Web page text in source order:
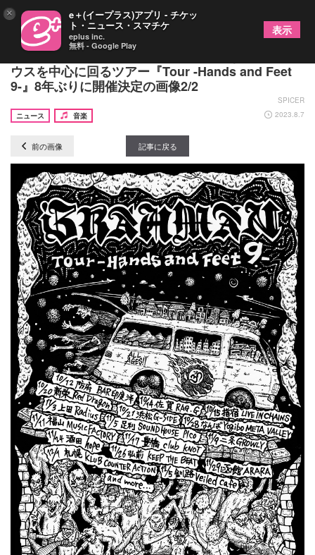
BRAHMAN、未踏の地や訪れたことのないライブハ
ウスを中心に回るツアー『Tour -Hands and Feet
9-』8年ぶりに開催決定の画像2/2
SPICER
ニュース
音楽 2023.8.7
前の画像 記事に戻る
× e＋(イープラス)アプリ - チケッ
ト・ニュース・スマチケ
eplus inc.
無料 - Google Play
表示